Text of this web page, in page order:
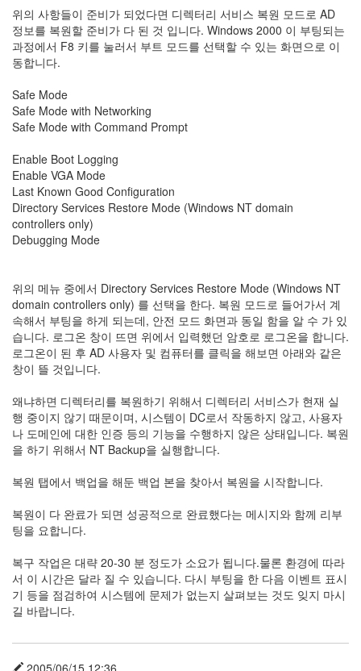
위의 사항들이 준비가 되었다면 디렉터리 서비스 복원 모드로 AD
정보를 복원할 준비가 다 된 것 입니다. Windows 2000 이 부팅되는
과정에서 F8 키를 눌러서 부트 모드를 선택할 수 있는 화면으로 이
동합니다.
Safe Mode
Safe Mode with Networking
Safe Mode with Command Prompt
Enable Boot Logging
Enable VGA Mode
Last Known Good Configuration
Directory Services Restore Mode (Windows NT domain
controllers only)
Debugging Mode
위의 메뉴 중에서 Directory Services Restore Mode (Windows NT
domain controllers only) 를 선택을 한다. 복원 모드로 들어가서 계
속해서 부팅을 하게 되는데, 안전 모드 화면과 동일 함을 알 수 가 있
습니다. 로그온 창이 뜨면 위에서 입력했던 암호로 로그온을 합니다.
로그온이 된 후 AD 사용자 및 컴퓨터를 클릭을 해보면 아래와 같은
창이 뜰 것입니다.
왜냐하면 디렉터리를 복원하기 위해서 디렉터리 서비스가 현재 실
행 중이지 않기 때문이며, 시스템이 DC로서 작동하지 않고, 사용자
나 도메인에 대한 인증 등의 기능을 수행하지 않은 상태입니다. 복원
을 하기 위해서 NT Backup을 실행합니다.
복원 탭에서 백업을 해둔 백업 본을 찾아서 복원을 시작합니다.
복원이 다 완료가 되면 성공적으로 완료했다는 메시지와 함께 리부
팅을 요합니다.
복구 작업은 대략 20-30 분 정도가 소요가 됩니다.물론 환경에 따라
서 이 시간은 달라 질 수 있습니다. 다시 부팅을 한 다음 이벤트 표시
기 등을 점검하여 시스템에 문제가 없는지 살펴보는 것도 잊지 마시
길 바랍니다.
2005/06/15 12:36
Mail
Server
1
Exchange
2000
1
Exchange
2003
0
Firewall
Server
0
ISA
Active
Directory
8
Windows
2003
1
2000
0
Windows
XP